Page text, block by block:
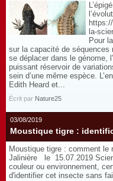
la-
Pour
sur la capacité de
se déplacer dans le génome,
puissant réservoir de
sein d’une même espèce.
Edith Heard et...
Écrit par Nature25
03/08/2019
Moustique tigre :
Moustique tigre : comment
Jalinière le 15.07.2019
couleur ou environnement,
d'identifier cet insecte sans